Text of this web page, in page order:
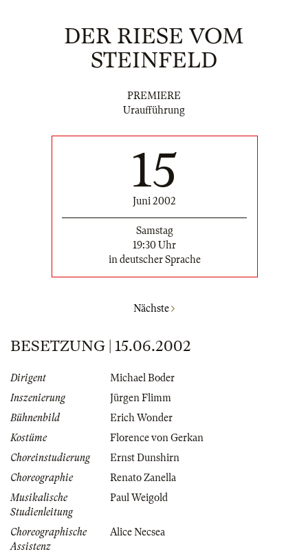
DER RIESE VOM
STEINFELD
PREMIERE
Uraufführung
15
Juni 2002
Samstag
19:30 Uhr
in deutscher Sprache
Nächste
BESETZUNG | 15.06.2002
Dirigent
Michael Boder
Inszenierung
Jürgen Flimm
Bühnenbild
Erich Wonder
Kostüme
Florence von Gerkan
Choreinstudierung
Ernst Dunshirn
Choreographie
Renato Zanella
Musikalische
Studienleitung
Paul Weigold
Choreographische
Assistenz
Alice Necsea